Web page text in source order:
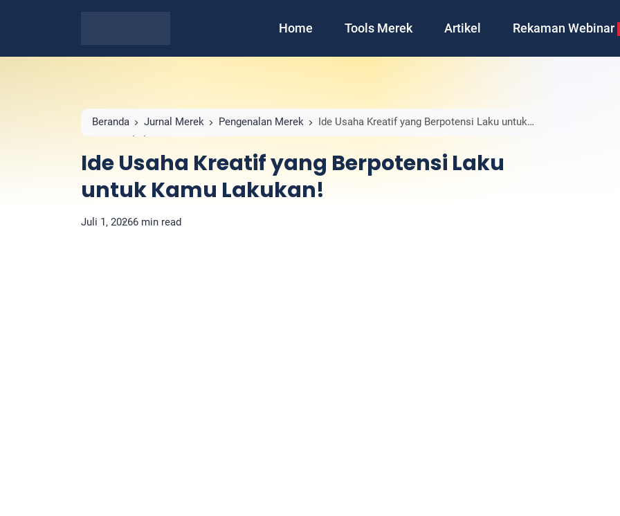
Home Tools Merek Artikel Rekaman Webinar
Beranda Jurnal Merek Pengenalan Merek
Ide Usaha Kreatif yang Berpotensi Laku untuk
Kamu Lakukan!
Ide Usaha Kreatif yang Berpotensi Laku
untuk Kamu Lakukan!
Juli 1, 20266 min read